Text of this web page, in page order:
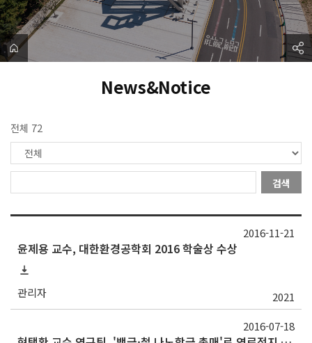
News&Notice
전체 72
검색
윤제용 교수, 대한환경공학회 2016 학술상 수상
관리자 2021
2016-11-21
2016-07-18